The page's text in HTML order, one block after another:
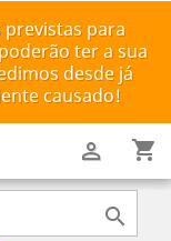
previstas para
ter a sua
desde já
causado!
shopping_cart

